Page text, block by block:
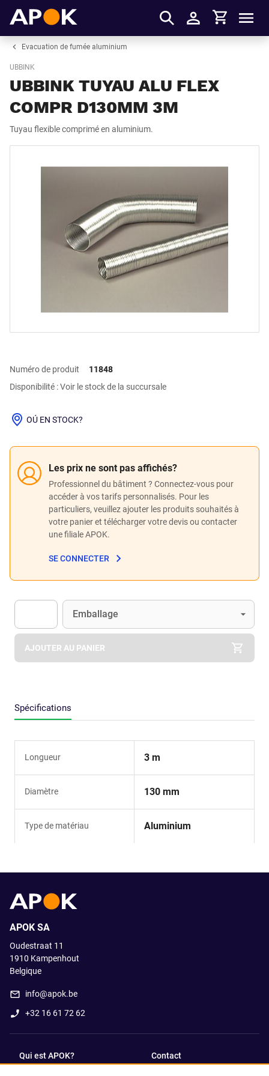
S'identifier
Panier
Evacuation de fumée aluminium
UBBINK
UBBINK TUYAU ALU FLEX
COMPR D130MM 3M
Tuyau flexible comprimé en aluminium.
Numéro de produit
11848
Disponibilité : Voir le stock de la succursale
Les prix ne sont pas affichés?
Professionnel du bâtiment ? Connectez-vous pour
accéder à vos tarifs personnalisés. Pour les
particuliers, veuillez ajouter les produits souhaités à
votre panier et télécharger votre devis ou contacter
une filiale APOK.
SE CONNECTER
OÚ EN STOCK?
Apok.Product.Detail.AddToCart.Quantity (Optionnel)
Unité
Emballage
AJOUTER AU PANIER
Spécifications
Longueur 3 m
Diamètre 130 mm
Type de matériau Aluminium
APOK SA
Oudestraat 11
1910 Kampenhout
Belgique
info@apok.be
+32 16 61 72 62
Qui est APOK? Contact